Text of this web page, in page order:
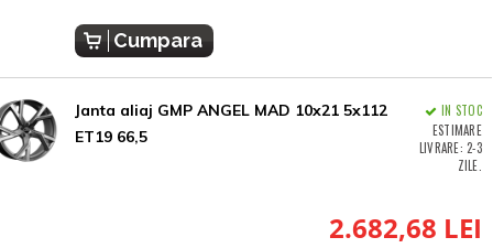
Cumpara
Janta aliaj GMP ANGEL MAD 10x21 5x112
ET19 66,5
IN STOC
ESTIMARE
LIVRARE: 2-3
ZILE.
2.682,68 LEI